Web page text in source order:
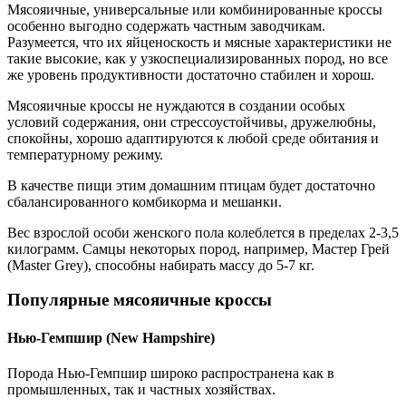
Мясояичные, универсальные или комбинированные кроссы
особенно выгодно содержать частным заводчикам.
Разумеется, что их яйценоскость и мясные характеристики не
такие высокие, как у узкоспециализированных пород, но все
же уровень продуктивности достаточно стабилен и хорош.
Мясояичные кроссы не нуждаются в создании особых
условий содержания, они стрессоустойчивы, дружелюбны,
спокойны, хорошо адаптируются к любой среде обитания и
температурному режиму.
В качестве пищи этим домашним птицам будет достаточно
сбалансированного комбикорма и мешанки.
Вес взрослой особи женского пола колеблется в пределах 2-3,5
килограмм. Самцы некоторых пород, например, Мастер Грей
(Master Grey), способны набирать массу до 5-7 кг.
Популярные мясояичные кроссы
Нью-Гемпшир (New Hampshire)
Порода Нью-Гемпшир широко распространена как в
промышленных, так и частных хозяйствах.